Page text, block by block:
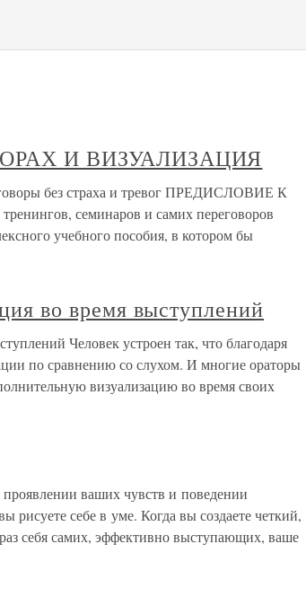
И ВИЗУАЛИЗАЦИЯ
без страха и тревог ПРЕДИСЛОВИЕ К
семинаров и самих переговоров
учебного пособия, в котором бы
во время выступлений
Человек устроен так, что благодаря
по сравнению со слухом. И многие ораторы
визуализацию во время своих
ваших чувств и поведении
рисуете себе в уме. Когда вы создаете четкий,
себя самих, эффективно выступающих, ваше